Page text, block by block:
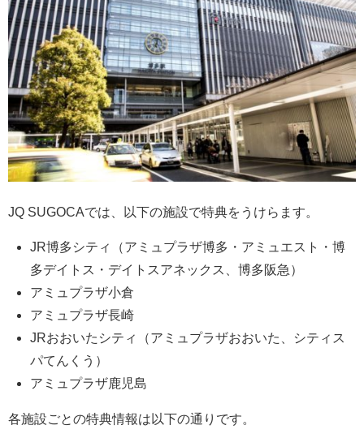
JQ SUGOCAでは、以下の施設で特典をうけらます。
JR博多シティ（アミュプラザ博多・アミュエスト・博
多デイトス・デイトスアネックス、博多阪急）
アミュプラザ小倉
アミュプラザ長崎
JRおおいたシティ（アミュプラザおおいた、シティス
パてんくう）
アミュプラザ鹿児島
各施設ごとの特典情報は以下の通りです。